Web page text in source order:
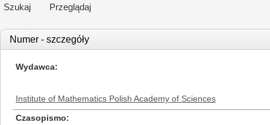
Szukaj Przeglądaj
Numer - szczegóły
Wydawca
Institute of Mathematics Polish Academy of Sciences
Czasopismo